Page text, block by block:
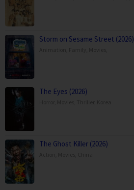
Storm on Sesame Street (2026)
The Eyes (2026)
The Ghost Killer (2026)